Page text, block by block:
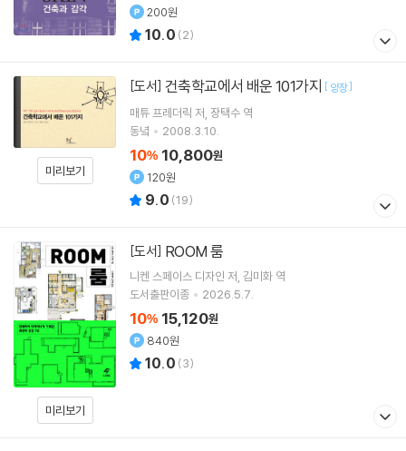
200원
10.0 (2)
미리보기
[도서] 건축학교에서 배운 101가지 [ 양장]
매튜 프레더릭 저 장택수 역
동녘
2008.3.10.
10% 10,800원
120원
9.0 (19)
미리보기
[도서] ROOM 룸
니켄 스페이스 디자인 저 김미화 역
도서출판이종
2026.5.7.
10% 15,120원
840원
10.0 (3)